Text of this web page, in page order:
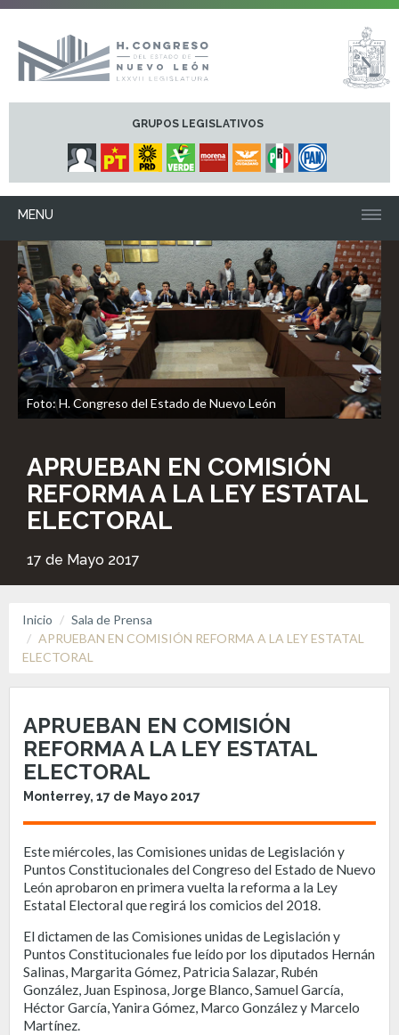
GRUPOS LEGISLATIVOS
MENU
Foto: H. Congreso del Estado de Nuevo León
APRUEBAN EN COMISIÓN
REFORMA A LA LEY ESTATAL
ELECTORAL
17 de Mayo 2017
Inicio
Sala de Prensa
APRUEBAN EN COMISIÓN REFORMA A LA LEY ESTATAL
ELECTORAL
APRUEBAN EN COMISIÓN
REFORMA A LA LEY ESTATAL
ELECTORAL
Monterrey, 17 de Mayo 2017
Este miércoles, las Comisiones unidas de Legislación y
Puntos Constitucionales del Congreso del Estado de Nuevo
León aprobaron en primera vuelta la reforma a la Ley
Estatal Electoral que regirá los comicios del 2018.
El dictamen de las Comisiones unidas de Legislación y
Puntos Constitucionales fue leído por los diputados Hernán
Salinas, Margarita Gómez, Patricia Salazar, Rubén
González, Juan Espinosa, Jorge Blanco, Samuel García,
Héctor García, Yanira Gómez, Marco González y Marcelo
Martínez.